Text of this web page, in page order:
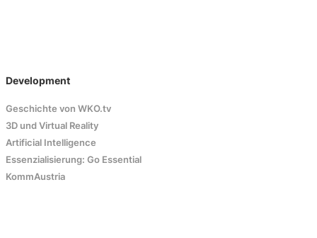
Development
Geschichte von WKO.tv
3D und Virtual Reality
Artificial Intelligence
Essenzialisierung: Go Essential
KommAustria